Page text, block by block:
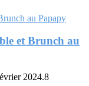
et Brunch au
2024.8